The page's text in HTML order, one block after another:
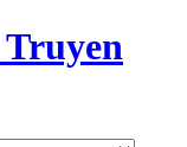
Truyen